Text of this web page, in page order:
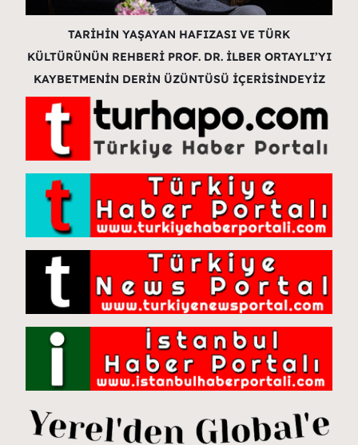
TARİHİN YAŞAYAN HAFIZASI VE TÜRK
KÜLTÜRÜNÜN REHBERİ PROF. DR. İLBER ORTAYLI’YI
KAYBETMENİN DERİN ÜZÜNTÜSÜ İÇERİSİNDEYİZ